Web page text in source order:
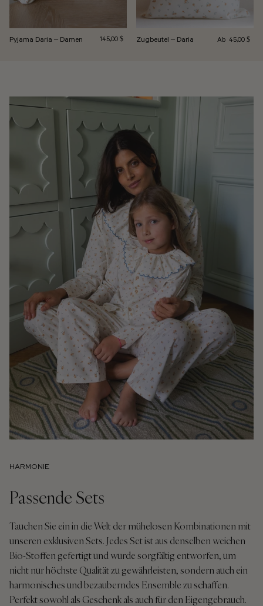
Pyjama Daria – Damen Regulärer Preis
145,00 $ Zugbeutel – Daria Normalpreis
Ab 45,00 $
HARMONIE
Passende Sets
Tauchen Sie ein in die Welt der mühelosen Kombinationen mit
unseren exklusiven Sets. Jedes Set ist aus denselben weichen
Bio-Stoffen gefertigt und wurde sorgfältig entworfen, um
nicht nur höchste Qualität zu gewährleisten, sondern auch ein
harmonisches und bezauberndes Ensemble zu schaffen.
Perfekt sowohl als Geschenk als auch für den Eigengebrauch.